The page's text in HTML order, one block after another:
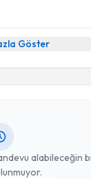
Göster
alabileceğin
takvimi talebi
için bir takvim